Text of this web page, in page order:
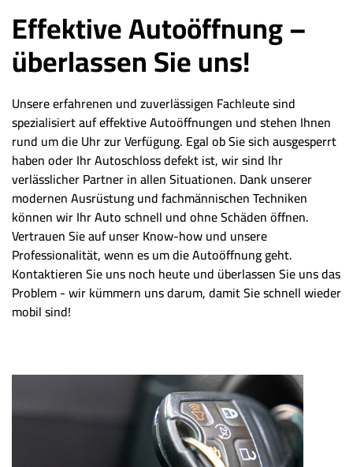
Effektive Autoöffnung –
überlassen Sie uns!
Unsere erfahrenen und zuverlässigen Fachleute sind
spezialisiert auf effektive Autoöffnungen und stehen Ihnen
rund um die Uhr zur Verfügung. Egal ob Sie sich ausgesperrt
haben oder Ihr Autoschloss defekt ist, wir sind Ihr
verlässlicher Partner in allen Situationen. Dank unserer
modernen Ausrüstung und fachmännischen Techniken
können wir Ihr Auto schnell und ohne Schäden öffnen.
Vertrauen Sie auf unser Know-how und unsere
Professionalität, wenn es um die Autoöffnung geht.
Kontaktieren Sie uns noch heute und überlassen Sie uns das
Problem - wir kümmern uns darum, damit Sie schnell wieder
mobil sind!